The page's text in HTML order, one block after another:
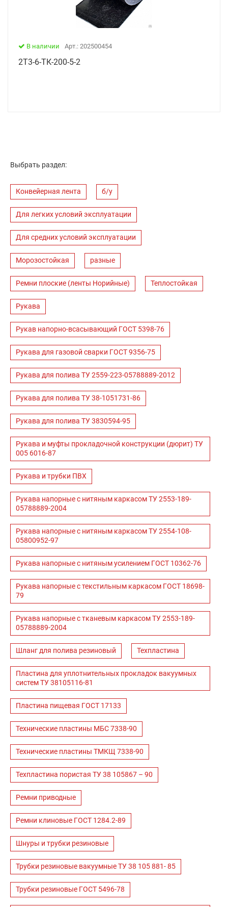
В наличии Арт.: 202500454
2Т3-6-ТК-200-5-2
Выбрать раздел:
Конвейерная лента б/у
Для легких условий эксплуатации
Для средних условий эксплуатации
Морозостойкая разные
Ремни плоские (ленты Норийные) Теплостойкая
Рукава
Рукав напорно-всасывающий ГОСТ 5398-76
Рукава для газовой сварки ГОСТ 9356-75
Рукава для полива ТУ 2559-223-05788889-2012
Рукава для полива ТУ 38-1051731-86
Рукава для полива ТУ 3830594-95
Рукава и муфты прокладочной конструкции (дюрит) ТУ
005 6016-87
Рукава и трубки ПВХ
Рукава напорные с нитяным каркасом ТУ 2553-189-
05788889-2004
Рукава напорные с нитяным каркасом ТУ 2554-108-
05800952-97
Рукава напорные с нитяным усилением ГОСТ 10362-76
Рукава напорные с текстильным каркасом ГОСТ 18698-
79
Рукава напорные с тканевым каркасом ТУ 2553-189-
05788889-2004
Шланг для полива резиновый Техпластина
Пластина для уплотнительных прокладок вакуумных
систем ТУ 38105116-81
Пластина пищевая ГОСТ 17133
Технические пластины МБС 7338-90
Технические пластины ТМКЩ 7338-90
Техпластина пористая ТУ 38 105867 – 90
Ремни приводные
Ремни клиновые ГОСТ 1284.2-89
Шнуры и трубки резиновые
Трубки резиновые вакуумные ТУ 38 105 881- 85
Трубки резиновые ГОСТ 5496-78